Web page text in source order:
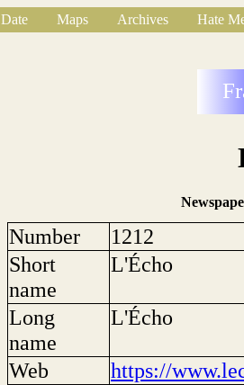
Date Maps Archives
Hate
Number
1212
Short
name
L'Écho
Long
name
L'Écho
Web
https://